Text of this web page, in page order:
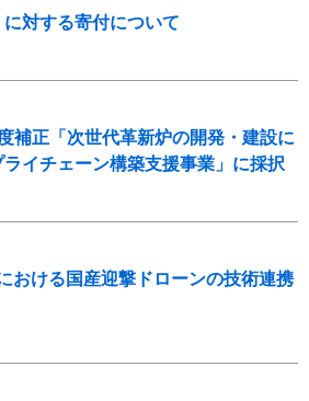
に対する寄付について
補正「次世代革新炉の開発・建設に
イチェーン構築支援事業」に採択
おける国産迎撃ドローンの技術連携